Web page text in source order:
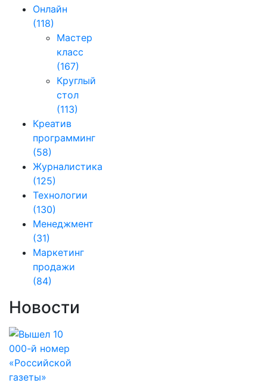
Онлайн
(118)
Мастер
класс
(167)
Круглый
стол
(113)
Креатив
программинг
(58)
Журналистика
(125)
Технологии
(130)
Менеджмент
(31)
Маркетинг
продажи
(84)
Новости